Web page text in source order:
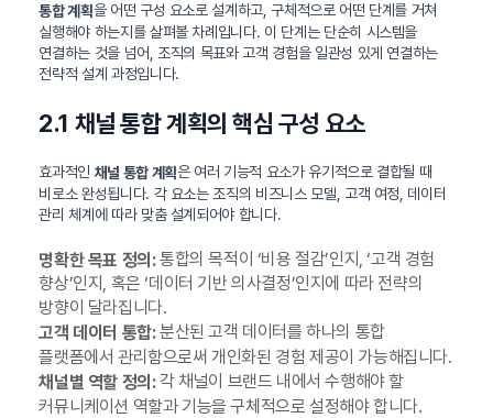
통합 계획을 어떤 구성 요소로 설계하고, 구체적으로 어떤 단계를 거쳐
실행해야 하는지를 살펴볼 차례입니다. 이 단계는 단순히 시스템을
연결하는 것을 넘어, 조직의 목표와 고객 경험을 일관성 있게 연결하는
전략적 설계 과정입니다.
2.1 채널 통합 계획의 핵심 구성 요소
효과적인 채널 통합 계획은 여러 기능적 요소가 유기적으로 결합될 때
비로소 완성됩니다. 각 요소는 조직의 비즈니스 모델, 고객 여정, 데이터
관리 체계에 따라 맞춤 설계되어야 합니다.
명확한 목표 정의:통합의 목적이 ‘비용 절감’인지, ‘고객 경험
향상’인지, 혹은 ‘데이터 기반 의사결정’인지에 따라 전략의
방향이 달라집니다.
고객 데이터 통합:분산된 고객 데이터를 하나의 통합
플랫폼에서 관리함으로써 개인화된 경험 제공이 가능해집니다.
채널별 역할 정의:각 채널이 브랜드 내에서 수행해야 할
커뮤니케이션 역할과 기능을 구체적으로 설정해야 합니다.